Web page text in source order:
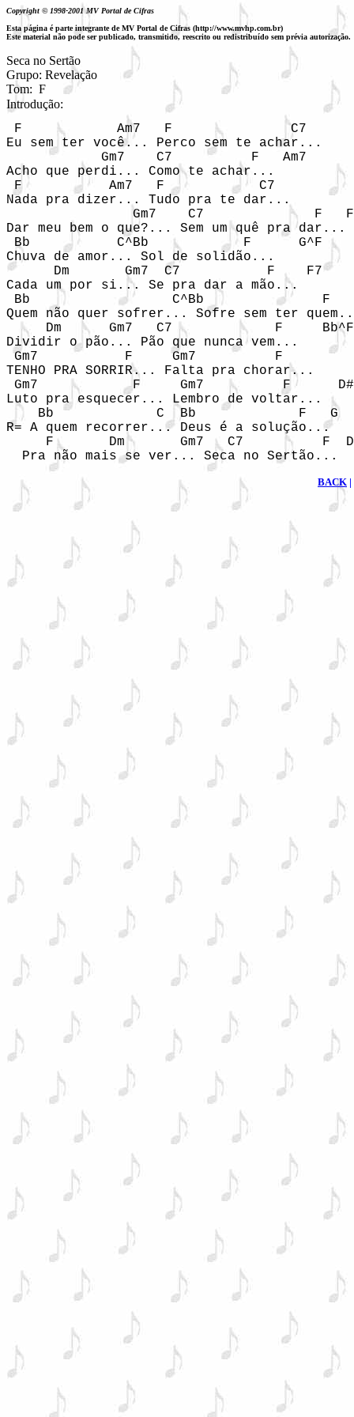
Copyright © 1998-2001 MV Portal de Cifras
Esta página é parte integrante de MV Portal de Cifras (http://www.mvhp.com.br)
Este material não pode ser publicado, transmitido, reescrito ou redistribuído sem prévia autorização.
Seca no Sertão
Grupo: Revelação
Tom:  F
Introdução:
F            Am7   F               C7
Eu sem ter você... Perco sem te achar...
            Gm7    C7          F   Am7
Acho que perdi... Como te achar...
F           Am7   F            C7
Nada pra dizer... Tudo pra te dar...
Gm7    C7              F
Dar meu bem o que?... Sem um quê pra dar...
Bb           C^Bb            F      G^F
Chuva de amor... Sol de solidão...
      Dm       Gm7  C7           F    F7
Cada um por si... Se pra dar a mão...
Bb                  C^Bb               F
Quem não quer sofrer... Sofre sem ter
Dm      Gm7   C7             F
Dividir o pão... Pão que nunca vem...
Gm7           F     Gm7          F
TENHO PRA SORRIR... Falta pra chorar...
Gm7            F     Gm7          F
Luto pra esquecer... Lembro de voltar...
    Bb             C  Bb             F   G
R= A quem recorrer... Deus é a solução...
F       Dm       Gm7   C7          F
  Pra não mais se ver... Seca no Sertão...
BACK |